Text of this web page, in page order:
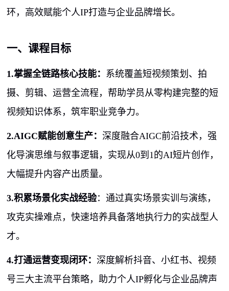
环，高效赋能个人IP打造与企业品牌增长。
一、课程目标
1.掌握全链路核心技能： 系统覆盖短视频策划、拍
摄、剪辑、运营全流程，帮助学员从零构建完整的短
视频知识体系，筑牢职业竞争力。
2.AIGC赋能创意生产： 深度融合AIGC前沿技术，强
化导演思维与叙事逻辑，实现从0到 1 的AI短片创作，
大幅提升内容产出质量。
3.积累场景化实战经验：通过真实场景实训与演练，
攻克实操难点，快速培养具备落地执行力的实战型人
才。
4.打通运营变现闭环： 深度解析抖音、小红书、视频
号三大主流平台策略，助力个人IP孵化与企业品牌声